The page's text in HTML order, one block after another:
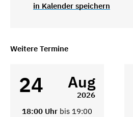
in Kalender speichern
Weitere Termine
24 Aug
2026
18:00 Uhr bis 19:00